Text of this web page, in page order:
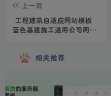
上一篇
工程建筑自适应网站模板
蓝色基建施工通用公司网站
相关推荐